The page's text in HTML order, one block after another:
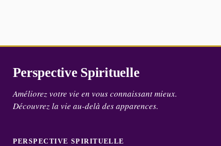
Perspective Spirituelle
Améliorez votre vie en vous connaissant mieux.
Découvrez la vie au-delà des apparences.
PERSPECTIVE SPIRITUELLE